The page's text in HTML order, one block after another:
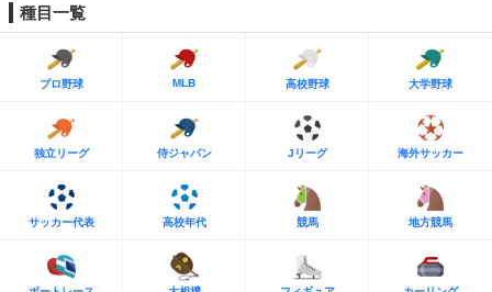
種目一覧
プロ野球 MLB 高校野球 大学野球
独立リーグ 侍ジャパン Jリーグ 海外サッカー
サッカー代表 高校年代 競馬 地方競馬